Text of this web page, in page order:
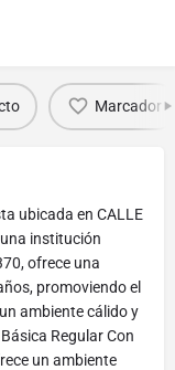
Marcador
ubicada en CALLE
institución
ofrece una
promoviendo el
ambiente cálido y
Regular Con
un ambiente